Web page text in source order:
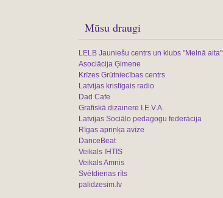
Mūsu draugi
LELB Jauniešu centrs un klubs "Melnā aita"
Asociācija Ģimene
Krīzes Grūtniecības centrs
Latvijas kristīgais radio
Dad Cafe
Grafiskā dizainere I.E.V.A.
Latvijas Sociālo pedagogu federācija
Rīgas apriņķa avīze
DanceBeat
Veikals IHTIS
Veikals Amnis
Svētdienas rīts
palidzesim.lv